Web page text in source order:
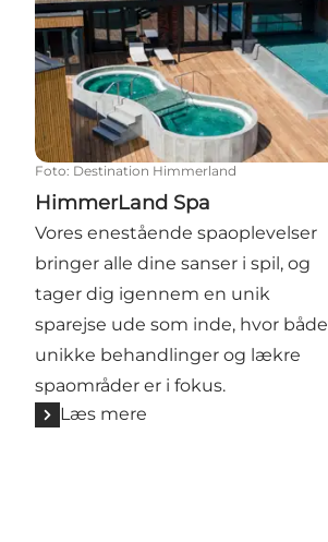
Foto: Destination Himmerland
HimmerLand Spa
Vores enestående spaoplevelser
bringer alle dine sanser i spil, og
tager dig igennem en unik
sparejse ude som inde, hvor både
unikke behandlinger og lækre
spaområder er i fokus.
Læs mere